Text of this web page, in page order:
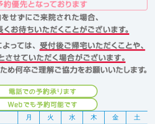
月 火 水 木 金
土